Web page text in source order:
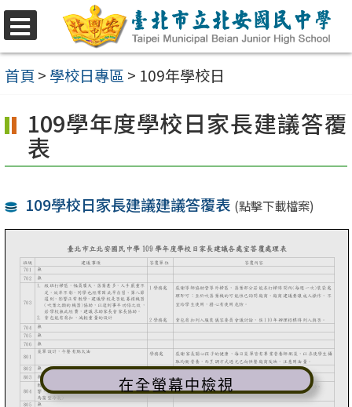
選
單
跳
至
主
內
區
首頁 > 學校日專區> 109年學校日
109學年度學校日家長建議答覆
表
109學校日家長建議建議答覆表 (點擊下載檔案)
在全螢幕中檢視